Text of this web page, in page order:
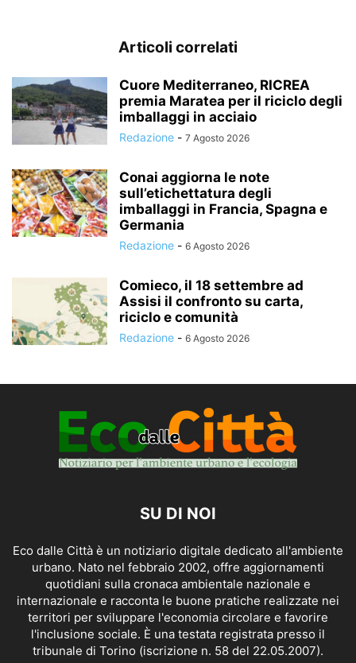
Articoli correlati
Cuore Mediterraneo, RICREA
premia Maratea per il riciclo degli
imballaggi in acciaio
Redazione - 7 Agosto 2026
Conai aggiorna le note
sull’etichettatura degli
imballaggi in Francia, Spagna e
Germania
Redazione - 6 Agosto 2026
Comieco, il 18 settembre ad
Assisi il confronto su carta,
riciclo e comunità
Redazione - 6 Agosto 2026
SU DI NOI
Eco dalle Città è un notiziario digitale dedicato all'ambiente
urbano. Nato nel febbraio 2002, offre aggiornamenti
quotidiani sulla cronaca ambientale nazionale e
internazionale e racconta le buone pratiche realizzate nei
territori per sviluppare l'economia circolare e favorire
l'inclusione sociale. È una testata registrata presso il
tribunale di Torino (iscrizione n. 58 del 22.05.2007).